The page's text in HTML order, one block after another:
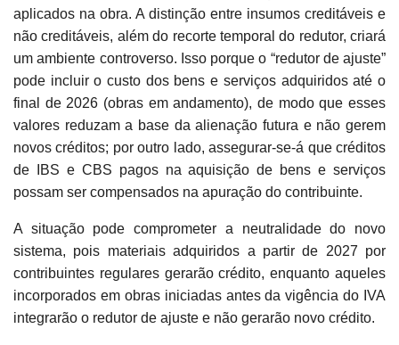
aplicados na obra. A distinção entre insumos creditáveis e
não creditáveis, além do recorte temporal do redutor, criará
um ambiente controverso. Isso porque o “redutor de ajuste”
pode incluir o custo dos bens e serviços adquiridos até o
final de 2026 (obras em andamento), de modo que esses
valores reduzam a base da alienação futura e não gerem
novos créditos; por outro lado, assegurar-se-á que créditos
de IBS e CBS pagos na aquisição de bens e serviços
possam ser compensados na apuração do contribuinte.
A situação pode comprometer a neutralidade do novo
sistema, pois materiais adquiridos a partir de 2027 por
contribuintes regulares gerarão crédito, enquanto aqueles
incorporados em obras iniciadas antes da vigência do IVA
integrarão o redutor de ajuste e não gerarão novo crédito.